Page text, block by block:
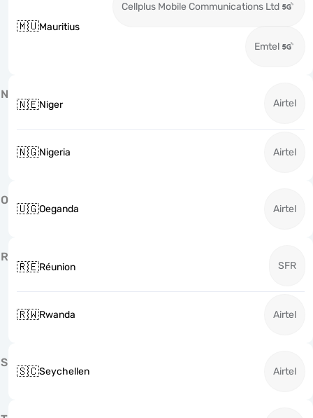
🇲🇺Mauritius
Cellplus Mobile Communications Ltd
Emtel
N
🇳🇪Niger Airtel
🇳🇬Nigeria Airtel
O
🇺🇬Oeganda Airtel
R
🇷🇪Réunion SFR
🇷🇼Rwanda Airtel
S
🇸🇨Seychellen Airtel